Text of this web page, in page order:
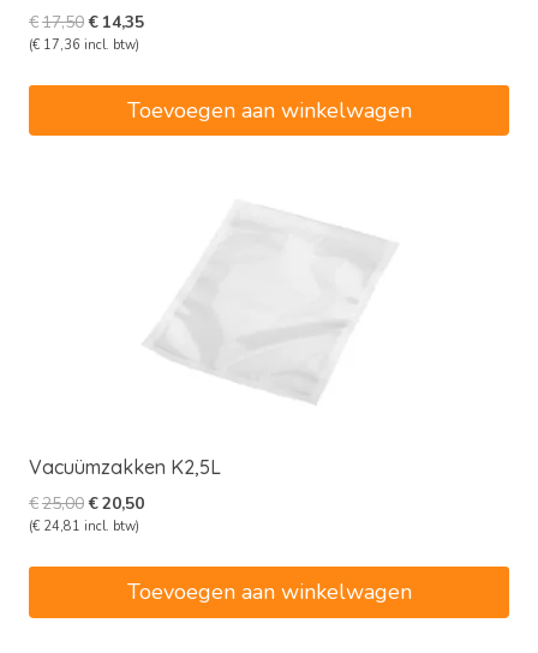
€17,50Oorspronkelijke
prijs
€17,50.
€ 14,35Huidige
(€ 17,36 incl. btw)
Toevoegen aan winkelwagen
Vacuümzakken K2,5L
€25,00Oorspronkelijke
prijs
€25,00.
€20,50Huidige
(€ 24,81 incl. btw)
Toevoegen aan winkelwagen